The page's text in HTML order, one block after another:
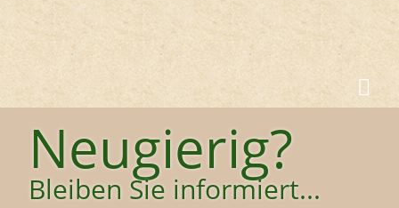
Neugierig?
Bleiben Sie informiert...